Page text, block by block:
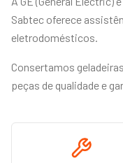
Sabtec oferece
eletrodomésticos.
Consertamos
peças de qualidade e